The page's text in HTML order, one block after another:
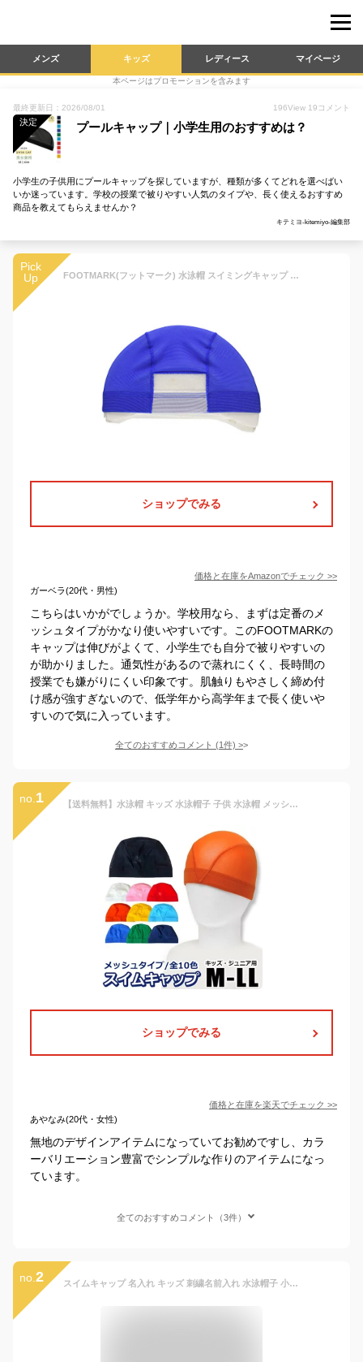
メンズ キッズ レディース マイページ
本ページはプロモーションを含みます
最終更新日：2026/08/01 196View 19 コメント
決定 プールキャップ｜小学生用のおすすめは？
小学生の子供用にプールキャップを探していますが、種類が多くてどれを選べばい
いか迷っています。学校の授業で被りやすい人気のタイプや、長く使えるおすすめ
商品を教えてもらえませんか？
キテミヨ-kitemiyo-編集部
Pick
Up
FOOTMARK(フットマーク) 水泳帽 スイミングキャップ ダッシュマジック 101122 ネイビー(08) フリー
ショップでみる
価格と在庫をAmazonでチェック >>
ガーベラ(20代・男性)
こちらはいかがでしょうか。学校用なら、まずは定番のメ
ッシュタイプがかなり使いやすいです。このFOOTMARKの
キャップは伸びがよくて、小学生でも自分で被りやすいの
が助かりました。通気性があるので蒸れにくく、長時間の
授業でも嫌がりにくい印象です。肌触りもやさしく締め付
け感が強すぎないので、低学年から高学年まで長く使いや
すいので気に入っています。
全てのおすすめコメント (1件) >
no. 1 【送料無料】水泳帽 キッズ 水泳帽子 子供 水泳帽 メッシュ 水泳 帽子 スクール水着 キッズ スイムキャップ スイミングキャップ メッシュ 無地 子供用 大人用 学校用 小学生 男の子 女の子 白 赤 紺 ジュニア 子供水泳帽子 スクール水着 Mサイズ Lサイズ LLサイズ 8564
ショップでみる
価格と在庫を楽天でチェック >>
あやなみ(20代・女性)
無地のデザインアイテムになっていてお勧めですし、カラ
ーバリエーション豊富でシンプルな作りのアイテムになっ
ています。
全てのおすすめコメント（3件）
no. 2 スイムキャップ 名入れ キッズ 刺繍名前入れ 水泳帽子 小学生 こども 水泳帽 黄色 水色 ピンク 赤色 青 イエロー 白 プール キッズ スイムキャップ 学校指定 メッシュキャップ 男の子 女の子 小学生 幼稚園 幼児 水泳帽 名入れ 水泳帽子 子供